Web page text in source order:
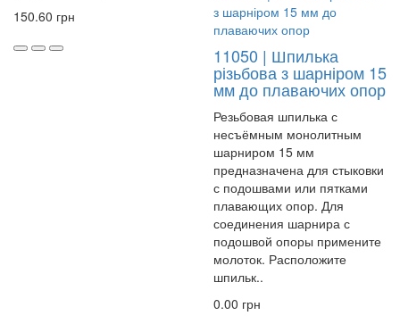
150.60 грн
11050 | Шпилька
різьбова з шарніром 15
мм до плаваючих опор
Резьбовая шпилька с
несъёмным монолитным
шарниром 15 мм
предназначена для стыковки
с подошвами или пятками
плавающих опор. Для
соединения шарнира с
подошвой опоры примените
молоток. Расположите
шпильк..
0.00 грн